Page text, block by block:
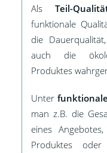
AlsTeil-
funktionale
die
auch die
Produktes
Unter
man z.B. die
eines
Produktes